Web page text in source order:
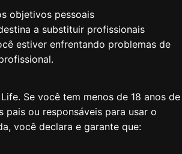
objetivos pessoais
a substituir profissionais
estiver enfrentando problemas de
Se você tem menos de 18 anos de
ou responsáveis para usar o
você declara e garante que: